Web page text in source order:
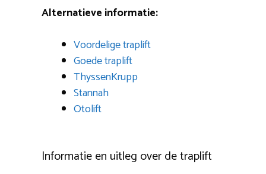
Alternatieve informatie:
Voordelige traplift
Goede traplift
ThyssenKrupp
Stannah
Otolift
Informatie en uitleg over de traplift